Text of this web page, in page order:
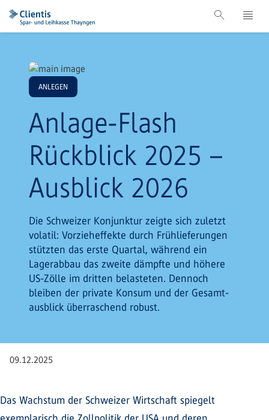
ANLEGEN
Anlage-Flash
Rückblick 2025 –
Ausblick 2026
Die Schweizer Konjunktur zeigte sich zuletzt
volatil: Vorzieheffekte durch Frühlieferungen
stützten das erste Quartal, während ein
Lagerabbau das zweite dämpfte und höhere
US-Zölle im dritten belasteten. Dennoch
bleiben der private Konsum und der Gesamt­
ausblick überraschend robust.
09.12.2025
Das Wachstum der Schweizer Wirtschaft spiegelt